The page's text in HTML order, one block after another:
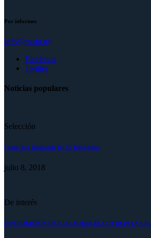
Por informes
info@mufp.uy
Facebook
Twitter
Noticias populares
Selección
Como han finalizado los 55 futbolistas
julio 8, 2018
De interés
INFORMACIÓN OFICIAL SOBRE EL COVID-19 EN